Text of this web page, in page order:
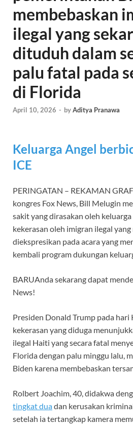
membebaskan
ilegal yang
dituduh dalam
palu fatal pada
di Florida
April 10, 2026 - byAditya Pranawa
Keluarga Angel
ICE
PERINGATAN – REKAMAN
kongres Fox News, Bill Melugin
sakit yang dirasakan oleh
kekerasan oleh imigran ilegal
diekspresikan pada acara yang
kembali program dukungan
BARUAnda sekarang dapat
News!
Presiden Donald Trump pada
kekerasan yang diduga
ilegal Haiti yang secara fatal
Florida dengan palu minggu lalu,
Biden karena membebaskan
Rolbert Joachim, 40, didakwa
tingkat duadan kerusakan
setelah ia tertangkap kamera